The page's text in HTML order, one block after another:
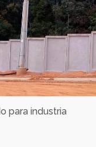
para industria